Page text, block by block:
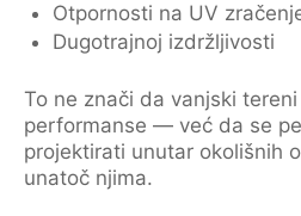
Otpornosti na UV
Dugotrajnoj izdržljivosti
To ne znači da vanjski
performanse — već da se
projektirati unutar okolišnih
unatoč njima.